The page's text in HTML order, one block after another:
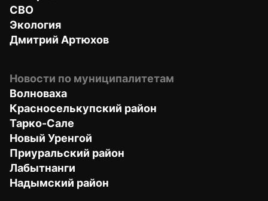
СВО
Экология
Дмитрий Артюхов
Новости по муниципалитетам
Волноваха
Красноселькупский район
Тарко-Сале
Новый Уренгой
Приуральский район
Лабытнанги
Надымский район